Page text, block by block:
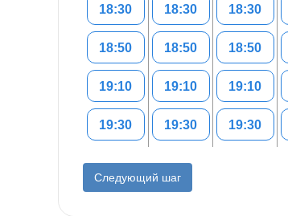
18:30
18:50
19:10
19:30
18:30
18:50
19:10
19:30
18:30
18:50
19:10
19:30
Следующий шаг